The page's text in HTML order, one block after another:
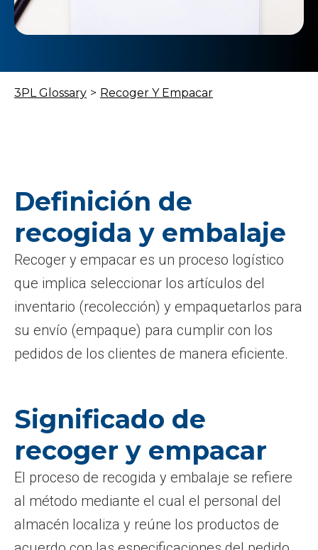
3PL Glossary > Recoger Y Empacar
Definición de
recogida y embalaje
Recoger y empacar es un proceso logístico
que implica seleccionar los artículos del
inventario (recolección) y empaquetarlos para
su envío (empaque) para cumplir con los
pedidos de los clientes de manera eficiente.
Significado de
recoger y empacar
El proceso de recogida y embalaje se refiere
al método mediante el cual el personal del
almacén localiza y reúne los productos de